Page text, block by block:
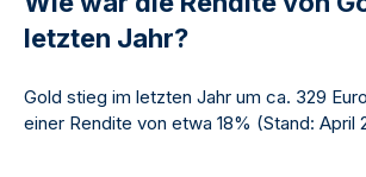
letzten Jahr?
Gold stieg im letzten Jahr um ca. 329
einer Rendite von etwa 18% (Stand: April